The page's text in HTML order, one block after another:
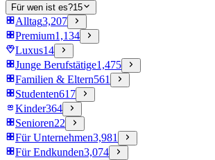
Für wen ist es?15
Alltag3,207
Premium1,134
Luxus14
Junge Berufstätige1,475
Familien & Eltern561
Studenten617
Kinder364
Senioren22
Für Unternehmen3,981
Für Endkunden3,074